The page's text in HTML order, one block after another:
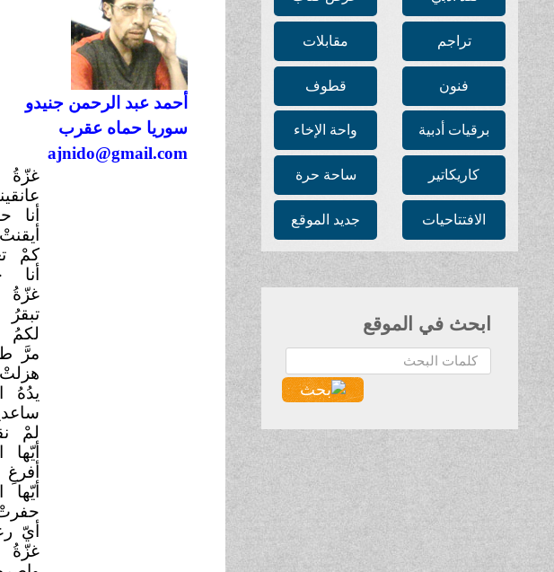
تراجم مقابلات
فنون قطوف
برقيات أدبية واحة الإخاء
كاريكاتير ساحة حرة
الافتتاحيات جديد الموقع
ابحث في الموقع
البحث...
أحمد عبد الرحمن جنيدو
سوريا حماه عقرب
ajnido@gmail.com
غزّةُ
أنا
كمْ
أنا
غزّةُ
تبقرُ
لكمُ
مرَّ
يدُهُ
لمْ
أيّ
غزّةُ